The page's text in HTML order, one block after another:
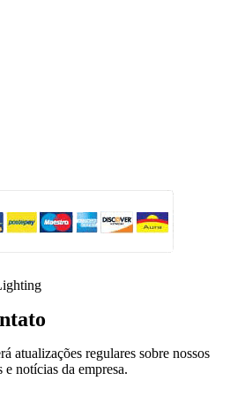
atualizações regulares sobre nossos
notícias da empresa.